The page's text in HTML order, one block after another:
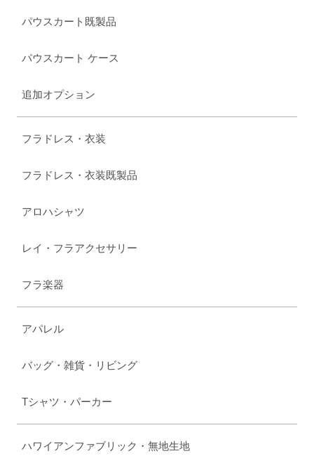
パウスカート既製品
パウスカート ケース
追加オプション
フラドレス・衣装
フラドレス・衣装既製品
アロハシャツ
レイ・フラアクセサリー
フラ楽器
アパレル
バッグ・雑貨・リビング
Tシャツ・パーカー
ハワイアンファブリック・無地生地